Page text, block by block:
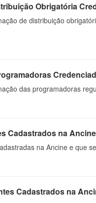
Obrigatória
de distribuição
das programadoras
Cadastrados na Ancine
na Ancine e que
Cadastrados na